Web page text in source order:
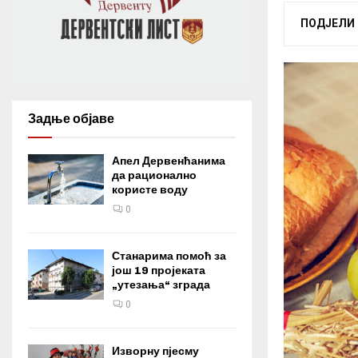
ПОДЈЕЛИ
Задње објаве
Апел Дервенћанима
да рационално
користе воду
0
Станарима помоћ за
још 19 пројеката
„утезања“ зграда
0
Изворну пјесму